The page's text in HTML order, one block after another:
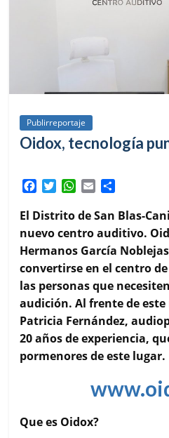
Publirreportaje
Oidox, tecnología
c
e
b
o
o
k
i
t
t
e
r
W
a
t
s
A
p
p
a
i
l
m
p
a
r
t
i
r
El Distrito de San Blas-
nuevo centro auditivo.
Hermanos García
convertirse en el centro
las personas que
audición. Al frente de
Patricia Fernández,
20 años de experiencia,
pormenores de este lugar.
Que es Oidox?